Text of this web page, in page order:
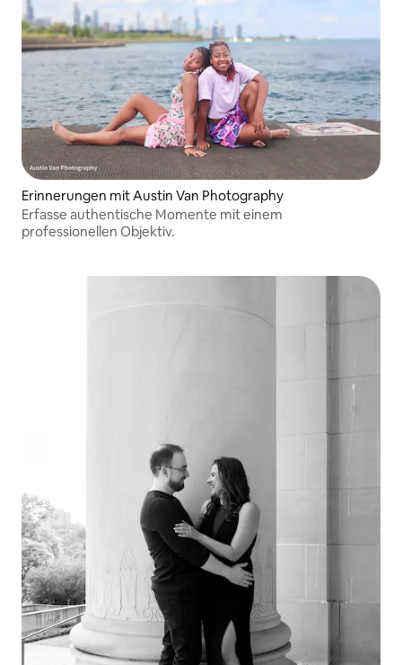
Erinnerungen mit Austin Van Photography
Erfasse authentische Momente mit einem
professionellen Objektiv.